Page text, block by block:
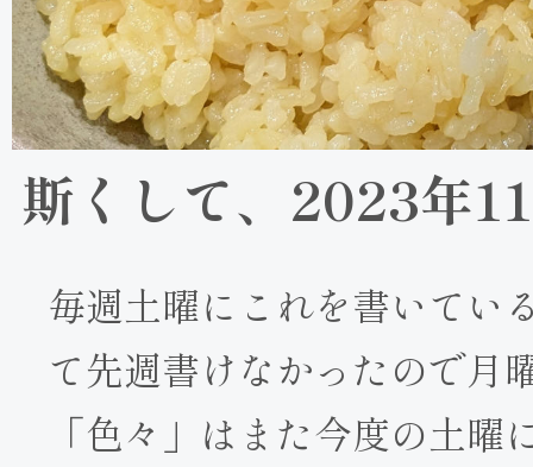
斯くして、2023年
毎週土曜にこれを書いてい
て先週書けなかったので月
「色々」はまた今度の土